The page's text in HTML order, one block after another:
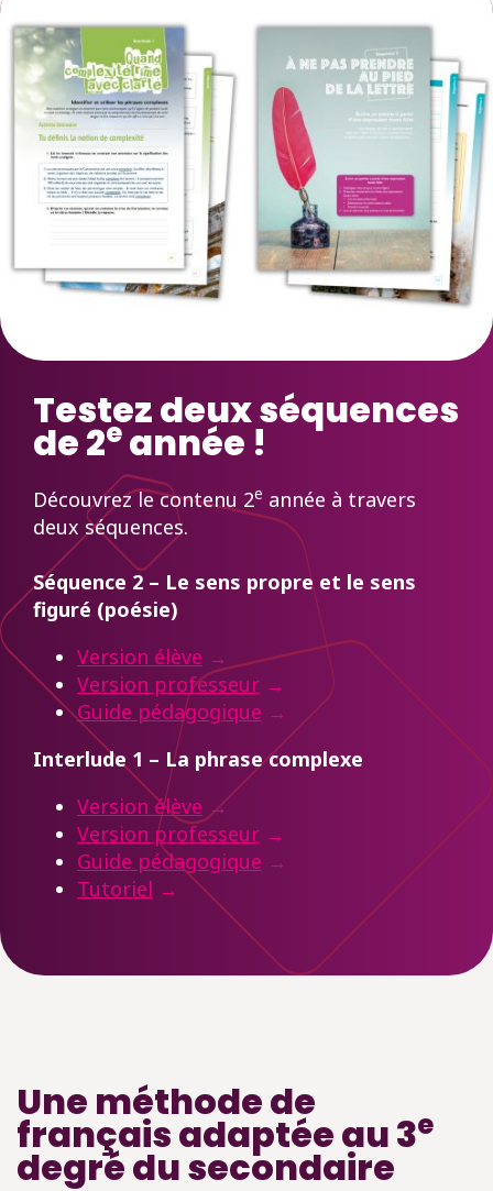
Testez deux séquences
de 2e année !
Découvrez le contenu 2e année à travers
deux séquences.
Séquence 2 – Le sens propre et le sens
figuré (poésie)
Version élève →
Version professeur →
Guide pédagogique →
Interlude 1 – La phrase complexe
Version élève →
Version professeur →
Guide pédagogique →
Tutoriel →
Une méthode de
français adaptée au 3e
degré du secondaire